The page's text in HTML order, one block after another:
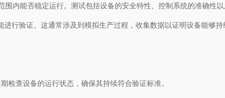
能否稳定运行。测试包括设备的安全特性、控制系统的准确性以
验证。这通常涉及到模拟生产过程，收集数据以证明设备能够持
查设备的运行状态，确保其持续符合验证标准。